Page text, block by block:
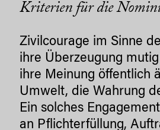
Kriterien für die
Zivilcourage im Sinne
ihre Überzeugung
ihre Meinung öffentlich
Umwelt, die Wahrung
Ein solches
an Pflichterfüllung,